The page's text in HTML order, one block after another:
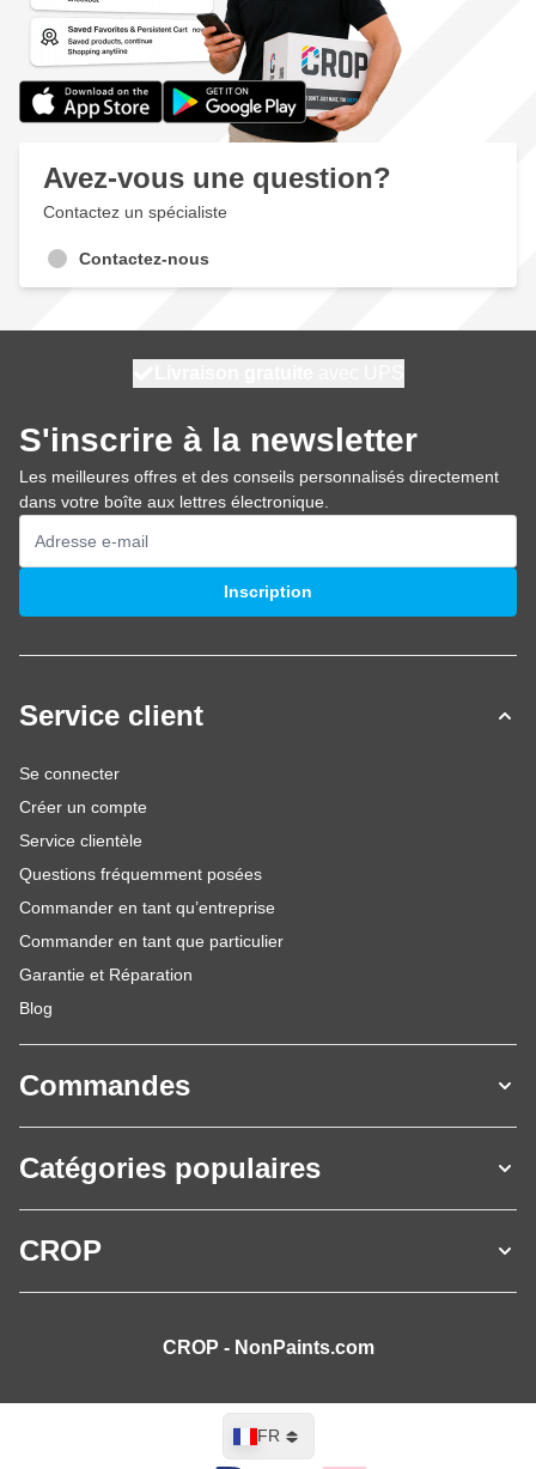
Avez-vous une question?
Contactez un spécialiste
Contactez-nous
S'inscrire à la newsletter
Les meilleures offres et des conseils personnalisés directement
dans votre boîte aux lettres électronique.
Adresse mail
Inscription
Service client
Se connecter
Créer un compte
Service clientèle
Questions fréquemment posées
Commander en tant qu’entreprise
Commander en tant que particulier
Garantie et Réparation
Blog
Commandes
Catégories populaires
CROP
CROP - NonPaints.com
Langue
FR